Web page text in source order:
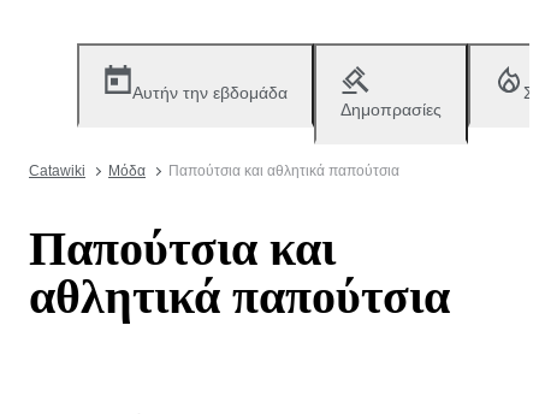
Αυτήν την εβδομάδα
Δημοπρασίες
Catawiki Μόδα Παπούτσια και αθλητικά παπούτσια
Παπούτσια και
αθλητικά παπούτσια